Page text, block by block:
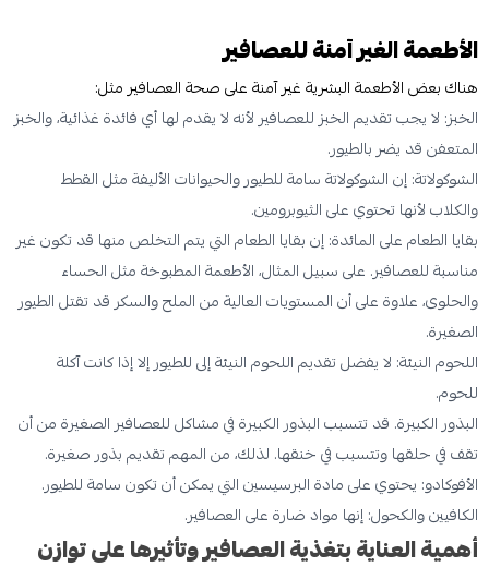
الأطعمة الغير آمنة للعصافير
هناك بعض الأطعمة البشرية غير آمنة على صحة العصافير مثل:
الخبز: لا يجب تقديم الخبز للعصافير لأنه لا يقدم لها أي فائدة غذائية، والخبز
المتعفن قد يضر بالطيور.
الشوكولاتة: إن الشوكولاتة سامة للطيور والحيوانات الأليفة مثل القطط
والكلاب لأنها تحتوي على الثيوبرومين.
بقايا الطعام على المائدة: إن بقايا الطعام التي يتم التخلص منها قد تكون غير
مناسبة للعصافير. على سبيل المثال، الأطعمة المطبوخة مثلالحساء
والحلوى، علاوة على أن المستويات العالية من الملح والسكر قد تقتل الطيور
الصغيرة.
اللحوم النيئة: لا يفضل تقديم اللحوم النيئة إلى للطيور إلا إذا كانت آكلة
للحوم.
البذور الكبيرة. قد تتسبب البذور الكبيرة في مشاكل للعصافير الصغيرة من أن
تقف في حلقها وتتسبب في خنقها. لذلك، من المهم تقديم بذور صغيرة.
الأفوكادو: يحتوي على مادة البرسيسين التي يمكن أن تكون سامة للطيور.
الكافيين والكحول: إنها مواد ضارة على العصافير.
أهمية العناية بتغذية العصافير وتأثيرها على توازن